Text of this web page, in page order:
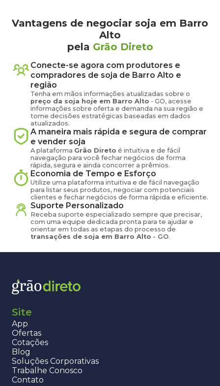
Vantagens de negociar soja em Barro
Alto
pela Grão Direto
Conecte-se agora com produtores e
compradores de soja de Barro Alto e
região
Tenha em mãos informações atualizadas sobre o
preço da soja hoje em Barro Alto - GO, acesse
informações sobre oferta e demanda na sua região e
tome decisões estratégicas baseadas em dados
atualizados.
A maneira mais rápida e segura de comprar
e vender soja
A plataforma Grão Direto é intuitiva e de fácil
navegação para você fechar negócios de forma
rápida, segura e ainda concorrer a prêmios.
Economia de Tempo e Esforço
Utilize uma plataforma intuitiva e de fácil navegação
para listar seus produtos, negociar com potenciais
clientes e fechar negócios de forma rápida e eficiente.
Suporte Personalizado
Receba suporte especializado sempre que precisar,
com uma equipe dedicada pronta para te ajudar e
orientar em todas as etapas do processo de
transações de soja em Barro Alto - GO.
Site
App
Ofertas
Cotações
Blog
Soluções Corporativas
Trabalhe Conosco
Contato